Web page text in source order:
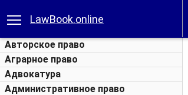
LawBook.online
Авторское право
Аграрное право
Адвокатура
Административное право